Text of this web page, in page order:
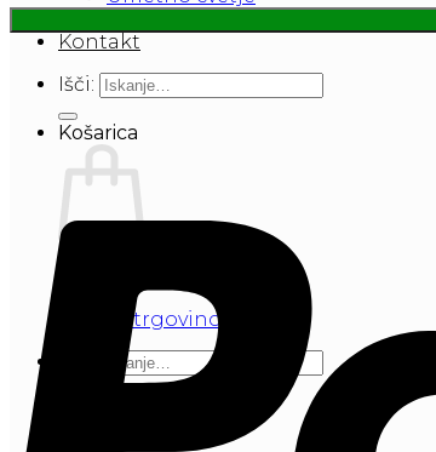
Kontakt
Išči:
Košarica
Nazaj v trgovino